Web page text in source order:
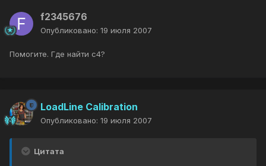
f2345676
Опубликовано: 19 июля 2007
Помогите. Где найти с4?
LoadLine Calibration
Опубликовано: 19 июля 2007
Цитата